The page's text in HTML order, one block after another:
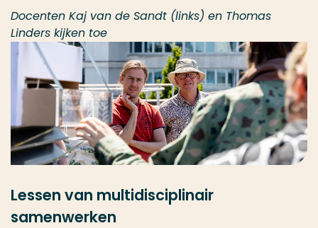
Docenten Kaj van de Sandt (links) en Thomas
Linders kijken toe
Lessen van multidisciplinair
samenwerken